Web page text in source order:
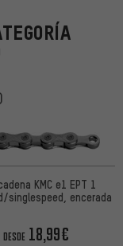
KMC e1 EPT 1
singlespeed, encerada
DESDE 18,99€